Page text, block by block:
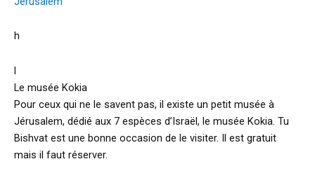
h
l
Le musée Kokia
Pour ceux qui ne le savent pas, il existe un petit musée à
Jérusalem, dédié aux 7 espèces d’Israël, le musée Kokia. Tu
Bishvat est une bonne occasion de le visiter. Il est gratuit
mais il faut réserver.